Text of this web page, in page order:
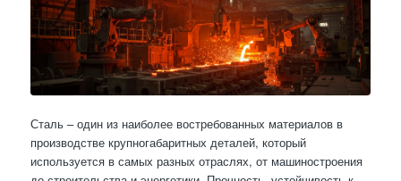
Сталь – один из наиболее востребованных материалов в
производстве крупногабаритных деталей, который
используется в самых разных отраслях, от машиностроения